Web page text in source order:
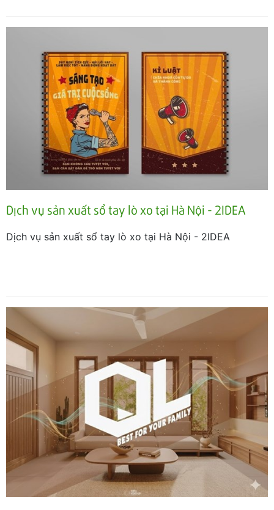
Dịch vụ sản xuất sổ tay lò xo tại Hà Nội - 2IDEA
Dịch vụ sản xuất sổ tay lò xo tại Hà Nội - 2IDEA